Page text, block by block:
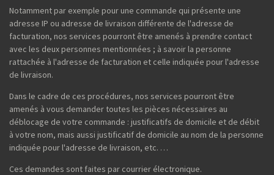
Notamment par exemple pour une commande qui présente une
adresse IP ou adresse de livraison différente de l'adresse de
facturation, nos services pourront être amenés à prendre contact
avec les deux personnes mentionnées ; à savoir la personne
rattachée à l'adresse de facturation et celle indiquée pour l'adresse
de livraison.
Dans le cadre de ces procédures, nos services pourront être
amenés à vous demander toutes les pièces nécessaires au
déblocage de votre commande : justificatifs de domicile et de débit
à votre nom, mais aussi justificatif de domicile au nom de la personne
indiquée pour l'adresse de livraison, etc. …
Ces demandes sont faites par courrier électronique.